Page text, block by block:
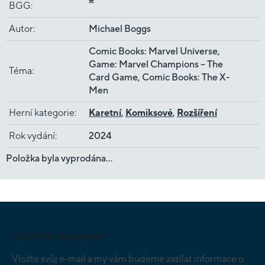
BGG:
Autor: Michael Boggs
Téma:
Comic Books: Marvel Universe,
Game: Marvel Champions – The
Card Game, Comic Books: The X-
Men
Herní kategorie: Karetní, Komiksové, Rozšíření
Rok vydání:
2024
Položka byla vyprodána…
Odebírat newsletter
Vložte svůj e-mail a my vám budeme zasílat informace o